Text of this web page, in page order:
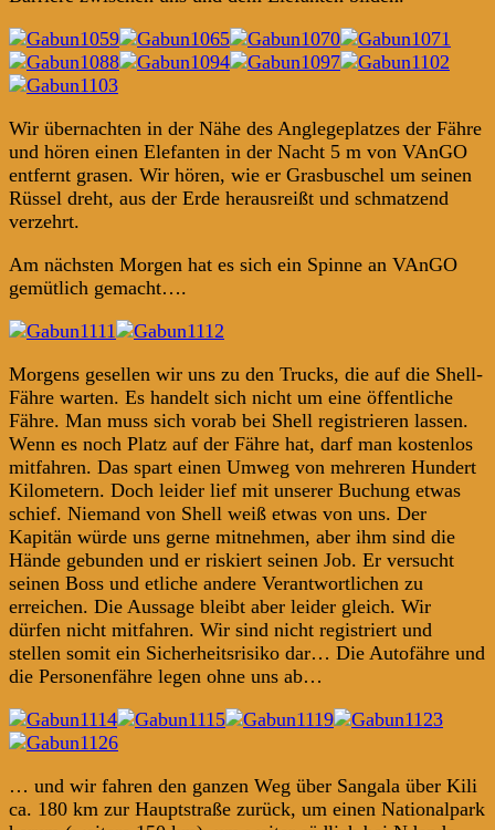
Wir übernachten in der Nähe des Anglegeplatzes der Fähre
und hören einen Elefanten in der Nacht 5 m von VAnGO
entfernt grasen. Wir hören, wie er Grasbuschel um seinen
Rüssel dreht, aus der Erde herausreißt und schmatzend
verzehrt.
Am nächsten Morgen hat es sich ein Spinne an VAnGO
gemütlich gemacht….
Morgens gesellen wir uns zu den Trucks, die auf die Shell-
Fähre warten. Es handelt sich nicht um eine öffentliche
Fähre. Man muss sich vorab bei Shell registrieren lassen.
Wenn es noch Platz auf der Fähre hat, darf man kostenlos
mitfahren. Das spart einen Umweg von mehreren Hundert
Kilometern. Doch leider lief mit unserer Buchung etwas
schief. Niemand von Shell weiß etwas von uns. Der
Kapitän würde uns gerne mitnehmen, aber ihm sind die
Hände gebunden und er riskiert seinen Job. Er versucht
seinen Boss und etliche andere Verantwortlichen zu
erreichen. Die Aussage bleibt aber leider gleich. Wir
dürfen nicht mitfahren. Wir sind nicht registriert und
stellen somit ein Sicherheitsrisiko dar… Die Autofähre und
die Personenfähre legen ohne uns ab…
… und wir fahren den ganzen Weg über Sangala über Kili
ca. 180 km zur Hauptstraße zurück, um einen Nationalpark